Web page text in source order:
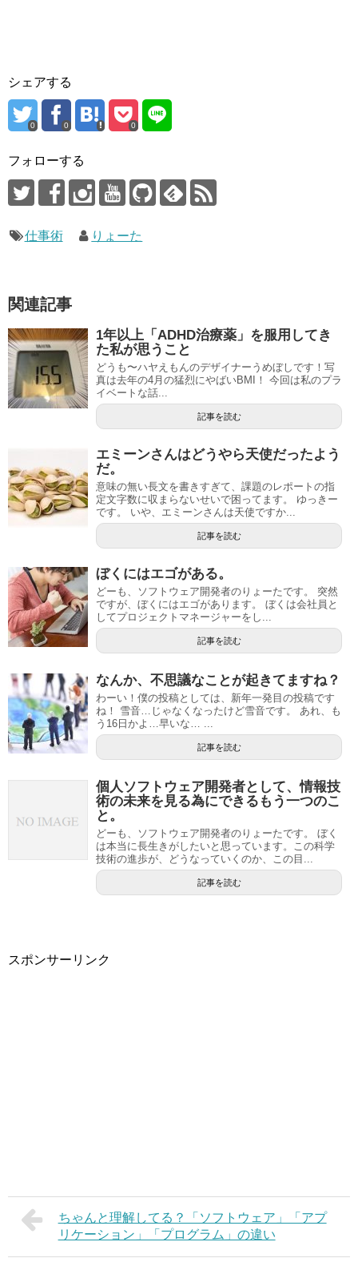
シェアする
0 0 0
フォローする
仕事術 りょーた
関連記事
1年以上「ADHD治療薬」を服用してき
た私が思うこと
どうも〜ハヤえもんのデザイナーうめぼしです！写
真は去年の4月の猛烈にやばいBMI！ 今回は私のプラ
イベートな話...
記事を読む
エミーンさんはどうやら天使だったよう
だ。
意味の無い長文を書きすぎて、課題のレポートの指
定文字数に収まらないせいで困ってます。 ゆっきー
です。 いや、エミーンさんは天使ですか...
記事を読む
ぼくにはエゴがある。
どーも、ソフトウェア開発者のりょーたです。 突然
ですが、ぼくにはエゴがあります。 ぼくは会社員と
してプロジェクトマネージャーをし...
記事を読む
なんか、不思議なことが起きてますね？
わーい！僕の投稿としては、新年一発目の投稿です
ね！ 雪音…じゃなくなったけど雪音です。 あれ、も
う16日かよ…早いな… ...
記事を読む
個人ソフトウェア開発者として、情報技
術の未来を見る為にできるもう一つのこ
と。
どーも、ソフトウェア開発者のりょーたです。 ぼく
は本当に長生きがしたいと思っています。この科学
技術の進歩が、どうなっていくのか、この目...
記事を読む
スポンサーリンク
ちゃんと理解してる？「ソフトウェア」「アプ
リケーション」「プログラム」の違い